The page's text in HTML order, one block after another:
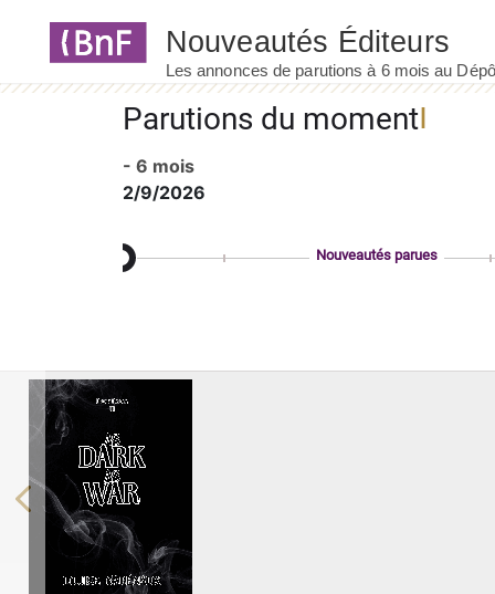
Parutions du moment
- 6 mois
2/9/2026
Nouveautés parues
Previous